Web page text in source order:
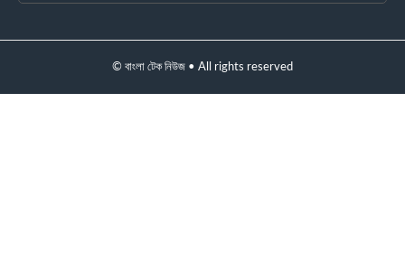
© বাংলা টেক নিউজ • All rights reserved